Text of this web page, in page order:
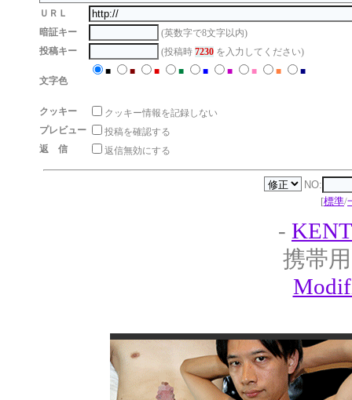
ＵＲＬ
暗証キー
(英数字で8文字以内)
投稿キー
(投稿時 7230 を入力してください)
文字色
■ ■ ■ ■ ■ ■ ■ ■ ■
クッキー
クッキー情報を記録しない
プレビュー
投稿を確認する
返 信
返信無効にする
NO:
[標準/
- KENT
携帯